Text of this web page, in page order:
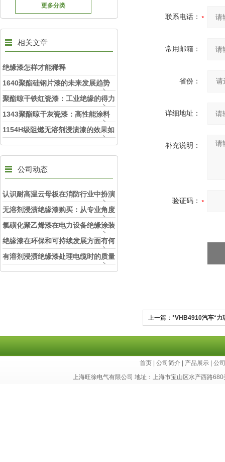
更多分类
相关文章
绝缘漆怎样才能稀释
1640聚酯硅钢片漆的未来发展趋势
分析
聚酯晾干铁红瓷漆：工业绝缘的得力
助手
1343聚酯晾干灰瓷漆：高性能涂料
的理想选择
1154H级阻燃无溶剂浸渍漆的效果如
何？
公司动态
认识耐高温云母板在消防行业中扮演
的角色
无溶剂浸渍绝缘漆购买：从专业角度
看如何选择
氯磺化聚乙烯漆在电力设备绝缘涂装
中的实际应用效果
绝缘漆在环保和可持续发展方面有何
考虑？
有溶剂浸渍绝缘漆处理电缆时的质量
和安全性考虑因素
联系电话：
常用邮箱：
省份：
详细地址：
补充说明：
验证码：
上一篇： *VHB4910汽车*力
首页 |公司简介 产品展示 |公
上海旺徐电气有限公司 地址：上海市宝山区水产西路